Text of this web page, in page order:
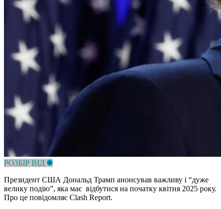
РОЗБІР ВІД
Президент США Дональд Трамп анонсував важливу і “дуже
велику подію”, яка має відбутися на початку квітня 2025 року.
Про це повідомляє Clash Report.